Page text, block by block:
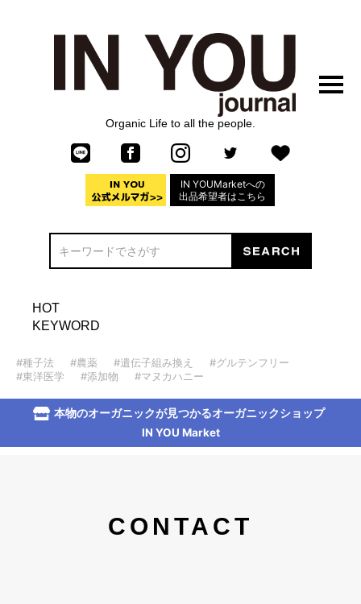
Organic Life to all the people.
IN YOUMarketへの
出品希望者はこちら
HOT
KEYWORD
#種子法 #農薬 #遺伝子組み換え
#グルテンフリー
#東洋医学
#添加物 #マヌカハニー
本物のオーガニックが見つかるオーガニックショップ
IN YOU Market
CONTACT